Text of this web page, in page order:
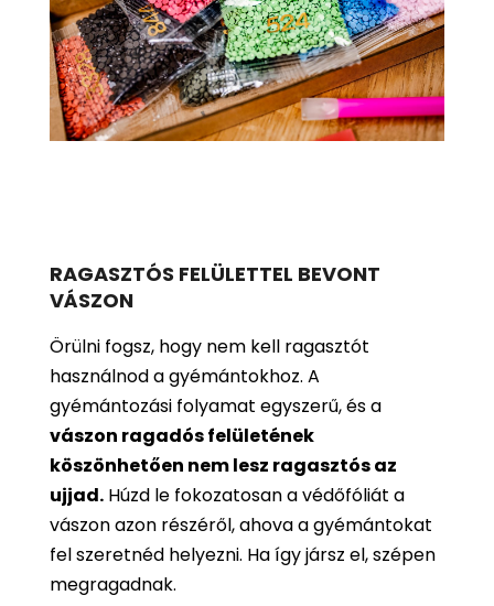
RAGASZTÓS FELÜLETTEL BEVONT
VÁSZON
Örülni fogsz, hogy nem kell ragasztót
használnod a gyémántokhoz. A
gyémántozási folyamat egyszerű, és a
vászon ragadós felületének
köszönhetően nem lesz ragasztós az
ujjad. Húzd le fokozatosan a védőfóliát a
vászon azon részéről, ahova a gyémántokat
fel szeretnéd helyezni. Ha így jársz el, szépen
megragadnak.